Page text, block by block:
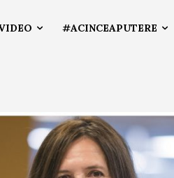
#ACINCEAPUTERE